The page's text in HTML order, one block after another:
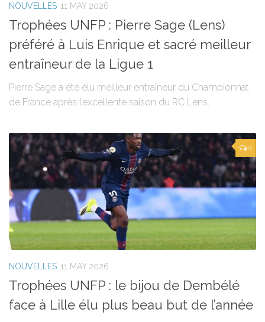
NOUVELLES 11 MAY 2026
Trophées UNFP : Pierre Sage (Lens)
préféré à Luis Enrique et sacré meilleur
entraîneur de la Ligue 1
Pierre Sage a été élu meilleur entraîneur du Championnat
de France après l’excellente saison du RC Lens.
0
NOUVELLES 11 MAY 2026
Trophées UNFP : le bijou de Dembélé
face à Lille élu plus beau but de l’année